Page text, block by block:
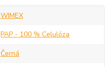
WIMEX
PAP - 100 % Celulóza
Černá